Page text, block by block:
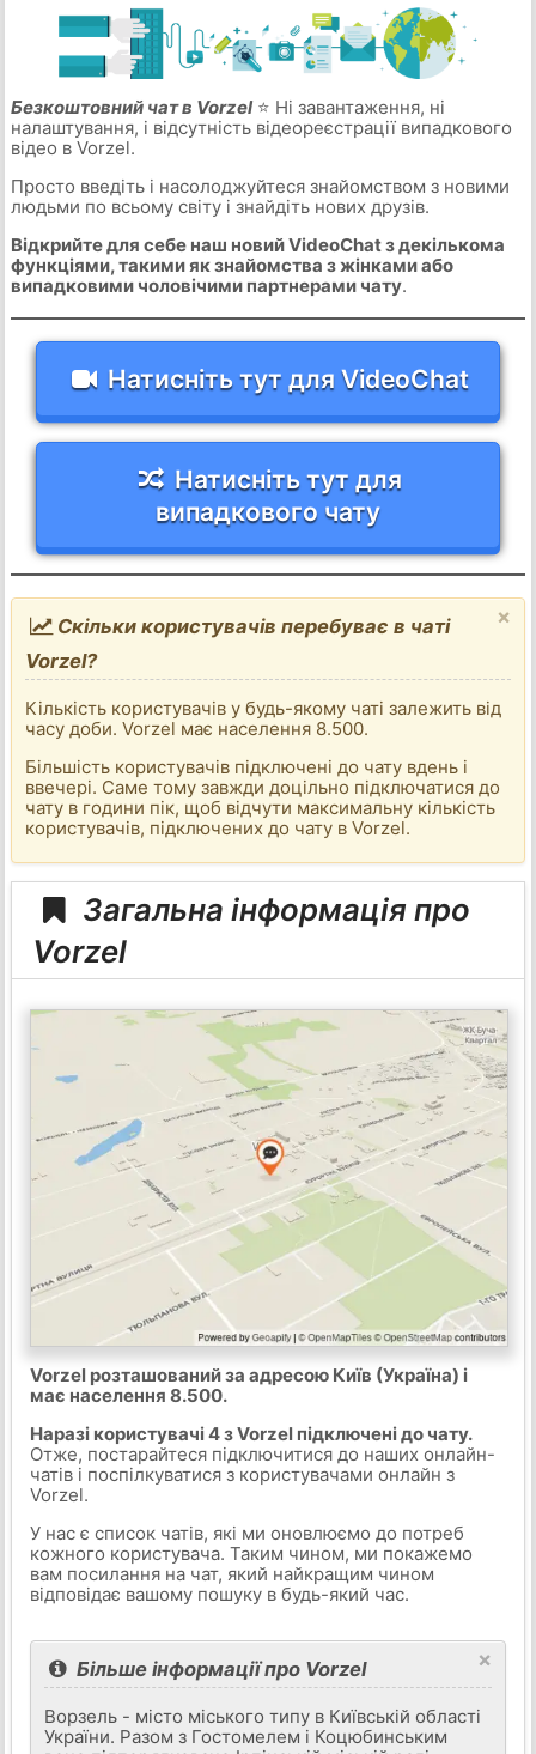
Безкоштовний чат в Vorzel⭐ Ні завантаження, ні
налаштування, і відсутність відеореєстрації випадкового
відео в Vorzel.
Просто введіть і насолоджуйтеся знайомством з новими
людьми по всьому світу і знайдіть нових друзів.
Відкрийте для себе наш новий VideoChat з декількома
функціями, такими як знайомства з жінками або
випадковими чоловічими партнерами чату.
Натисніть тут для VideoChat
Натисніть тут для
випадкового чату
×
Скільки користувачів перебуває в чаті
Vorzel?
Кількість користувачів у будь-якому чаті залежить від
часу доби. Vorzel має населення 8.500.
Більшість користувачів підключені до чату вдень і
ввечері. Саме тому завжди доцільно підключатися до
чату в години пік, щоб відчути максимальну кількість
користувачів, підключених до чату в Vorzel.
Загальна інформація про
Vorzel
Vorzel розташований за адресою Київ (Україна) і
має населення 8.500.
Наразі користувачі 4 з Vorzel підключені до чату.
Отже, постарайтеся підключитися до наших онлайн-
чатів і поспілкуватися з користувачами онлайн з
Vorzel.
У нас є список чатів, які ми оновлюємо до потреб
кожного користувача. Таким чином, ми покажемо
вам посилання на чат, який найкращим чином
відповідає вашому пошуку в будь-який час.
×
Більше інформації про Vorzel
Ворзель - місто міського типу в Київській області
України. Разом з Гостомелем і Коцюбинським